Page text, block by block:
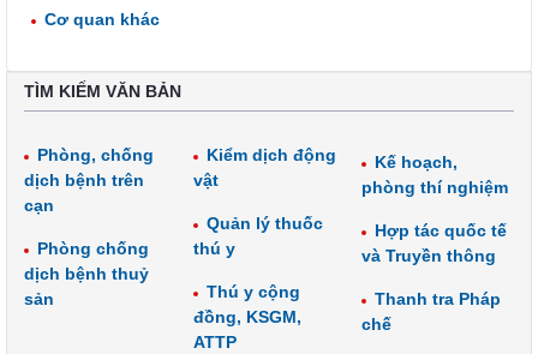
Cơ quan khác
TÌM KIẾM VĂN BẢN
Phòng, chống
dịch bệnh trên
cạn
Phòng chống
dịch bệnh thuỷ
sản
Kiểm dịch động
vật
Quản lý thuốc
thú y
Thú y cộng
đồng, KSGM,
ATTP
Kế hoạch,
phòng thí nghiệm
Hợp tác quốc tế
và Truyền thông
Thanh tra Pháp
chế